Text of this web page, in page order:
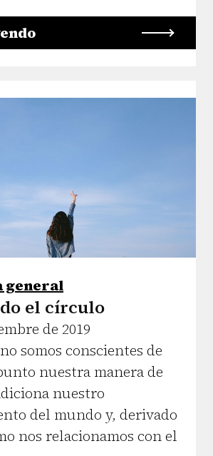
general
el círculo
de 2019
somos conscientes de
nuestra manera de
nuestro
del mundo y, derivado
nos relacionamos con el